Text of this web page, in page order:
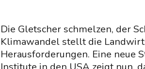
Die Gletscher schmelzen, der
Klimawandel stellt die
Herausforderungen. Eine neue